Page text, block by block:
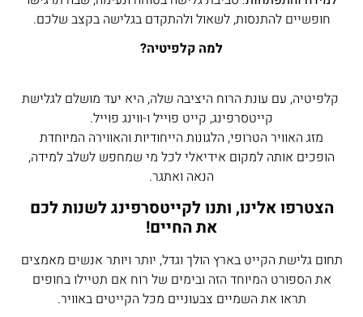
חופשיים להתנסות, לשאול ולהתקדם בגלישה בקצב שלכם.
למה קלפיטיה?
קלפיטיה, עם עונת הרוח היציבה שלה, היא יעד מושלם לגלישת
קייטסרפינג, קייט פוייל ו-ווינג פוייל.
מזג האוויר הטרופי, הלגונות הייחודיות והאווירה המיוחדת
הופכים אותה למקום אידיאלי לכל מי שמחפש לשלב למידה,
הנאה ואתגר.
הצטרפו אלינו, ותנו לקייטסרפינג לשנות לכם
את החיים!
תחום גלישת הקייט בארץ הולך וגדל, יותר ויותר אנשים מאמצים
את הספורט המיוחד הזה ובימים של רוח אם תטיילו בחופים
תראו את השמיים צבעוניים מכל הקייטים באוויר.